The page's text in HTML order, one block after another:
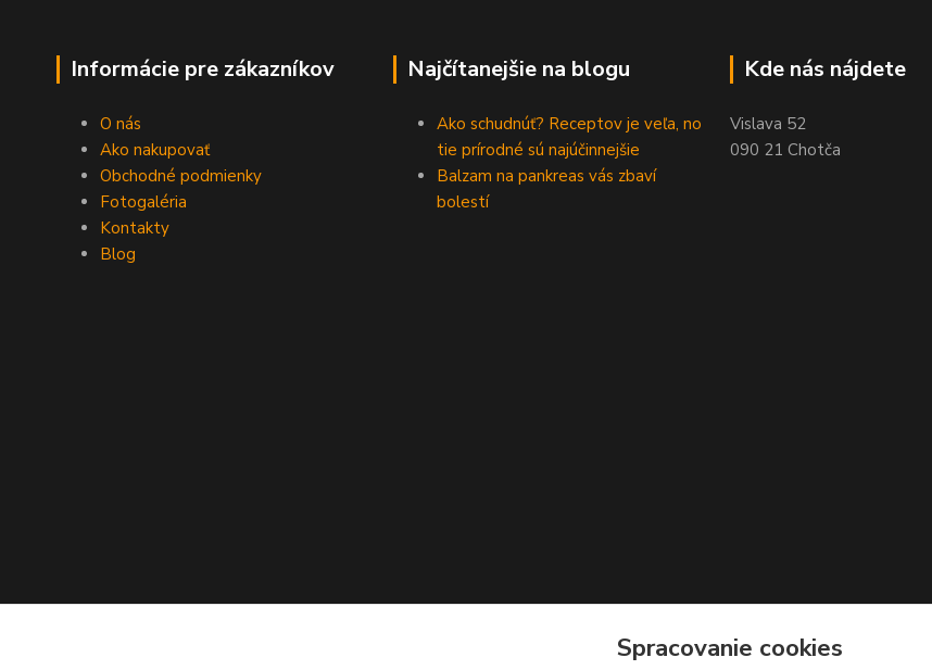
Informácie pre zákazníkov
O nás
Ako nakupovať
Obchodné podmienky
Fotogaléria
Kontakty
Blog
Najčítanejšie na blogu
Ako schudnúť? Receptov je veľa, no
tie prírodné sú najúčinnejšie
Balzam na pankreas vás zbaví
bolestí
Kde nás nájdete
Vislava 52
090 21 Chotča
Spracovanie cookies